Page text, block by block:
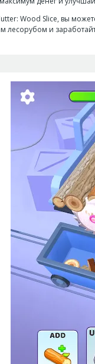
Wood Slice, вы
лесорубом и